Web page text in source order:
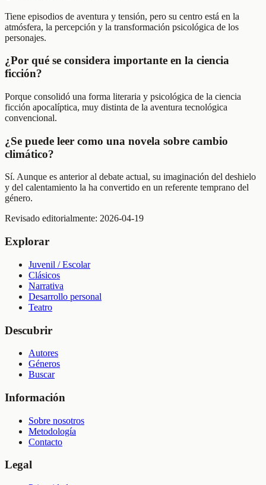
Tiene episodios de aventura y tensión, pero su centro está en la
atmósfera, la percepción y la transformación psicológica de los
personajes.
¿Por qué se considera importante en la ciencia
ficción?
Porque consolidó una forma literaria y psicológica de la ciencia
ficción apocalíptica, muy distinta de la aventura tecnológica
convencional.
¿Se puede leer como una novela sobre cambio
climático?
Sí. Aunque es anterior al debate actual, su imaginación del deshielo
y del calentamiento la ha convertido en un referente temprano del
género.
Revisado editorialmente: 2026-04-19
Explorar
Juvenil / Escolar
Clásicos
Narrativa
Desarrollo personal
Teatro
Descubrir
Autores
Géneros
Buscar
Información
Sobre nosotros
Metodología
Contacto
Legal